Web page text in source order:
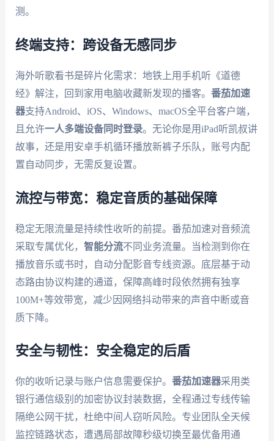
测。
终端支持：跨设备无感同步
海外听歌看书是碎片化需求：地铁上用手机听《道德
经》解注，回到家用电脑收藏新发现的播客。 番茄加速
器支持Android、iOS、Windows、macOS全平台客户端，
且允许一人多端设备同时登录。无论你是用iPad听凯叔讲
故事，还是用安卓手机循环播放新裤子乐队，账号内配
置自动同步，无需反复设置。
流控与带宽：稳定音质的基础保障
稳定无限流量是持续性收听的前提。番茄加速对音频流
采取专属优化， 智能分流不同业务流量。当检测到你在
播放音乐或书时，自动分配影音专线资源。底层基于动
态路由协议构建的通道，保障高峰时段依然拥有独享
100M+等效带宽，减少因网络抖动带来的声音中断或音
质下降。
安全与韧性：安全稳定的后盾
你的收听记录与账户信息需要保护。 番茄加速器采用类
银行通信级别的加密协议封装数据，全程通过专线传输
隔绝公网干扰，杜绝中间人窃听风险。专业团队全天候
监控链路状态，遭遇局部故障秒级切换至最优备用通